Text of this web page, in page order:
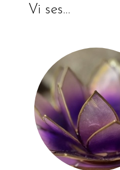
Vi ses…